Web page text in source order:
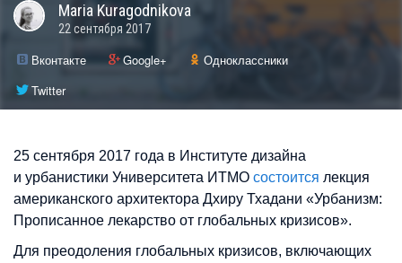
Maria Kuragodnikova
22 сентября 2017
Вконтакте Google+
Одноклассники
Twitter
25 сентября 2017 года в Институте дизайна
и урбанистики Университета ИТМО состоится лекция
американского архитектора Дхиру Тхадани «Урбанизм:
Прописанное лекарство от глобальных кризисов».
Для преодоления глобальных кризисов, включающих